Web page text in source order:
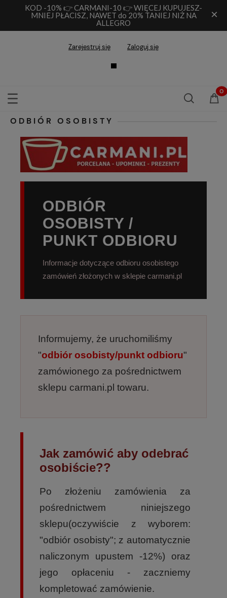
KOD -10% 👉 CARMANI-10 👉 WIĘCEJ KUPUJESZ-
MNIEJ PŁACISZ, NAWET do 20% TANIEJ NIŻ NA
ALLEGRO
×
Zarejestruj się Zaloguj się
ODBIÓR OSOBISTY
ODBIÓR
OSOBISTY /
PUNKT ODBIORU
Informacje dotyczące odbioru osobistego
zamówień złożonych w sklepie carmani.pl
Informujemy, że uruchomiliśmy
"odbiór osobisty/punkt odbioru"
zamówionego za pośrednictwem
sklepu carmani.pl towaru.
Jak zamówić aby odebrać
osobiście??
Po złożeniu zamówienia za
pośrednictwem niniejszego
sklepu(oczywiście z wyborem:
"odbiór osobisty"; z automatycznie
naliczonym upustem -12%) oraz
jego opłaceniu - zaczniemy
kompletować zamówienie.